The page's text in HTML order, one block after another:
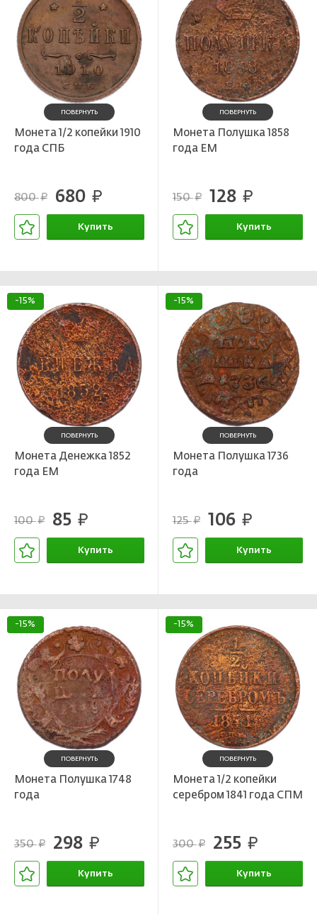
ПОВЕРНУТЬ
Монета 1/2 копейки 1910
года СПБ
800руб. 680 руб.
Купить
ПОВЕРНУТЬ
Монета Полушка 1858
года ЕМ
150руб. 128 руб.
Купить
-15%
ПОВЕРНУТЬ
Монета Денежка 1852
года ЕМ
100руб. 85 руб.
Купить
-15%
ПОВЕРНУТЬ
Монета Полушка 1736
года
125руб. 106 руб.
Купить
-15%
ПОВЕРНУТЬ
Монета Полушка 1748
года
350руб. 298 руб.
Купить
-15%
ПОВЕРНУТЬ
Монета 1/2 копейки
серебром 1841 года СПМ
300руб. 255 руб.
Купить